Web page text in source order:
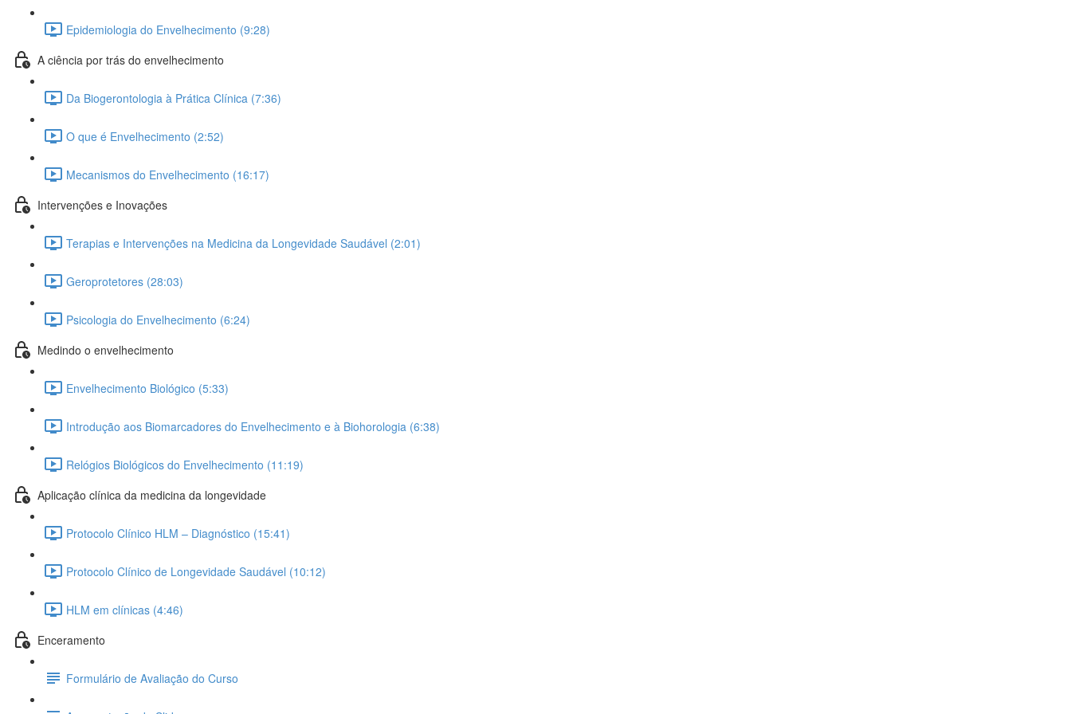
Epidemiologia do Envelhecimento (9:28)
A ciência por trás do envelhecimento
Da Biogerontologia à Prática Clínica (7:36)
O que é Envelhecimento (2:52)
Mecanismos do Envelhecimento (16:17)
Intervenções e Inovações
Terapias e Intervenções na Medicina da Longevidade Saudável (2:01)
Geroprotetores (28:03)
Psicologia do Envelhecimento (6:24)
Medindo o envelhecimento
Envelhecimento Biológico (5:33)
Introdução aos Biomarcadores do Envelhecimento e à Biohorologia (6:38)
Relógios Biológicos do Envelhecimento (11:19)
Aplicação clínica da medicina da longevidade
Protocolo Clínico HLM – Diagnóstico (15:41)
Protocolo Clínico de Longevidade Saudável (10:12)
HLM em clínicas (4:46)
Enceramento
Formulário de Avaliação do Curso